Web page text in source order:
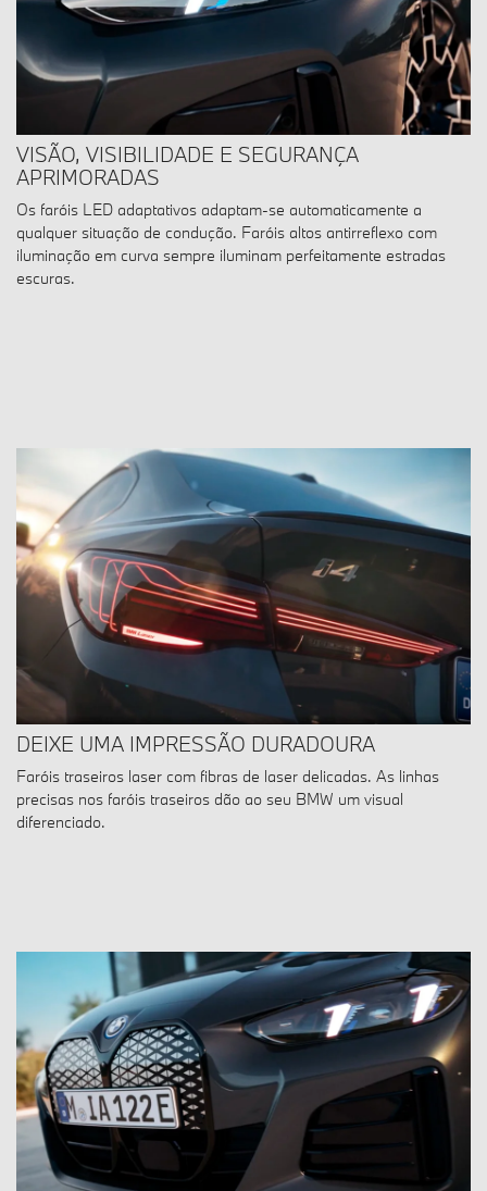
VISÃO, VISIBILIDADE E SEGURANÇA
APRIMORADAS
Os faróis LED adaptativos adaptam-se automaticamente a
qualquer situação de condução. Faróis altos antirreflexo com
iluminação em curva sempre iluminam perfeitamente estradas
escuras.
DEIXE UMA IMPRESSÃO DURADOURA
Faróis traseiros laser com fibras de laser delicadas. As linhas
precisas nos faróis traseiros dão ao seu BMW um visual
diferenciado.